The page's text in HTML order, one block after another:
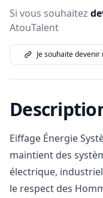
Si vous souhaitez
AtouTalent
Je souhaite
Eiffage Énergie
maintient des
électrique,
le respect des